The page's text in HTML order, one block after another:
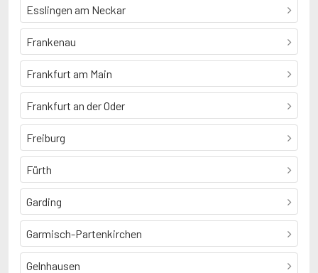
Esslingen am Neckar
Frankenau
Frankfurt am Main
Frankfurt an der Oder
Freiburg
Fürth
Garding
Garmisch-Partenkirchen
Gelnhausen